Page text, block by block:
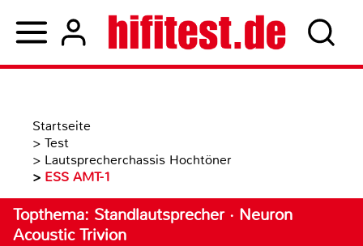
Startseite
> Test
> Lautsprecherchassis Hochtöner
> ESS AMT-1
Topthema: Standlautsprecher · Neuron
Acoustic Trivion